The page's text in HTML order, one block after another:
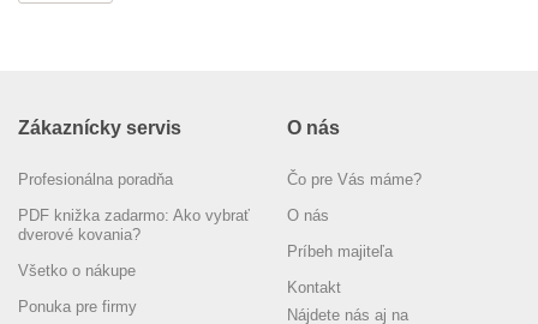
Zákaznícky servis
Profesionálna poradňa
PDF knižka zadarmo: Ako vybrať
dverové kovania?
Všetko o nákupe
Ponuka pre firmy
O nás
Čo pre Vás máme?
O nás
Príbeh majiteľa
Kontakt
Nájdete nás aj na